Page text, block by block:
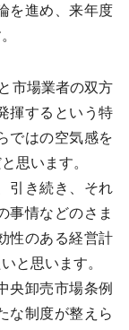
を進め、来年度
市場業者の双方
揮するという特
ではの空気感を
思います。
引き続き、それ
事情などのさま
性のある経営計
と思います。
央卸売市場条例
な制度が整えら